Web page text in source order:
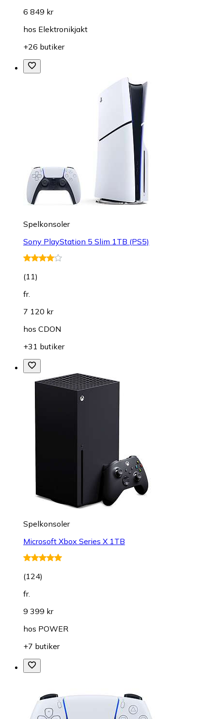
6 849 kr
hos Elektronikjakt
+26 butiker
Spelkonsoler
Sony PlayStation 5 Slim 1TB (PS5)
(11)
fr.
7 120 kr
hos CDON
+31 butiker
Spelkonsoler
Microsoft Xbox Series X 1TB
(124)
fr.
9 399 kr
hos POWER
+7 butiker